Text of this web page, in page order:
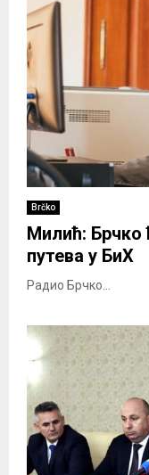
Brčko
Милић: Брчко
путева у БиХ
Радио Брчко...